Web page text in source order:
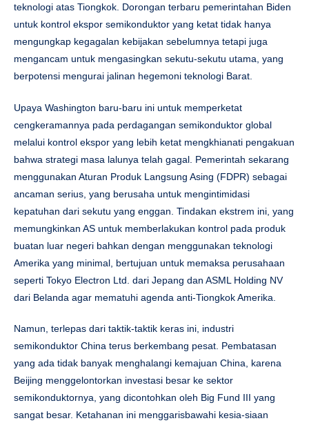
teknologi atas Tiongkok. Dorongan terbaru pemerintahan Biden
untuk kontrol ekspor semikonduktor yang ketat tidak hanya
mengungkap kegagalan kebijakan sebelumnya tetapi juga
mengancam untuk mengasingkan sekutu-sekutu utama, yang
berpotensi mengurai jalinan hegemoni teknologi Barat.
Upaya Washington baru-baru ini untuk memperketat
cengkeramannya pada perdagangan semikonduktor global
melalui kontrol ekspor yang lebih ketat mengkhianati pengakuan
bahwa strategi masa lalunya telah gagal. Pemerintah sekarang
menggunakan Aturan Produk Langsung Asing (FDPR) sebagai
ancaman serius, yang berusaha untuk mengintimidasi
kepatuhan dari sekutu yang enggan. Tindakan ekstrem ini, yang
memungkinkan AS untuk memberlakukan kontrol pada produk
buatan luar negeri bahkan dengan menggunakan teknologi
Amerika yang minimal, bertujuan untuk memaksa perusahaan
seperti Tokyo Electron Ltd. dari Jepang dan ASML Holding NV
dari Belanda agar mematuhi agenda anti-Tiongkok Amerika.
Namun, terlepas dari taktik-taktik keras ini, industri
semikonduktor China terus berkembang pesat. Pembatasan
yang ada tidak banyak menghalangi kemajuan China, karena
Beijing menggelontorkan investasi besar ke sektor
semikonduktornya, yang dicontohkan oleh Big Fund III yang
sangat besar. Ketahanan ini menggarisbawahi kesia-siaan